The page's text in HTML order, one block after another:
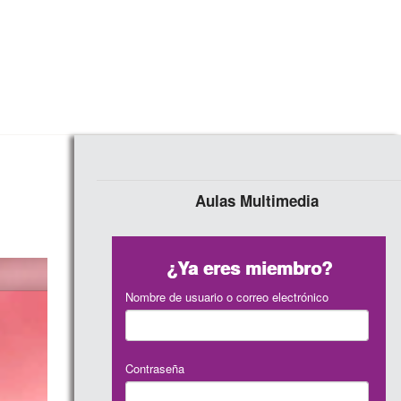
Aulas Multimedia
¿Ya eres miembro?
Nombre de usuario o correo electrónico
Contraseña